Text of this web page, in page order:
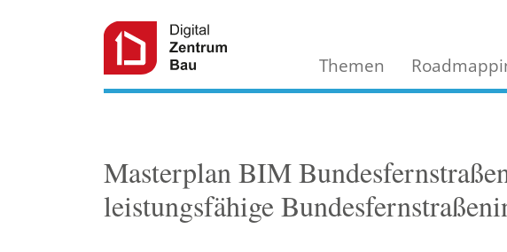
Themen
Masterplan BIM
leistungsfähige